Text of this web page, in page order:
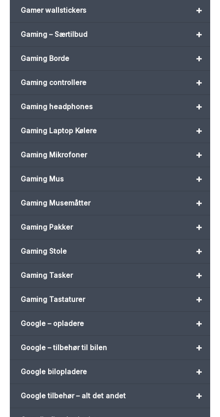
+
Gamer wallstickers
+
Gaming – Særtilbud
+
Gaming Borde
+
Gaming controllere
+
Gaming headphones
+
Gaming Laptop Kølere
+
Gaming Mikrofoner
+
Gaming Mus
+
Gaming Musemåtter
+
Gaming Pakker
+
Gaming Stole
+
Gaming Tasker
+
Gaming Tastaturer
+
Google – opladere
+
Google – tilbehør til bilen
+
Google bilopladere
+
Google tilbehør – alt det andet